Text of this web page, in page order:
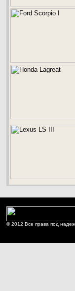
© 2012 Все права под